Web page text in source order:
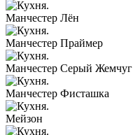
Манчестер Лён
Манчестер Праймер
Манчестер Серый Жемчуг
Манчестер Фисташка
Мейзон